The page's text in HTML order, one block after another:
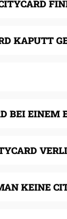
KAPUTT
BEI EINEM
KEINE